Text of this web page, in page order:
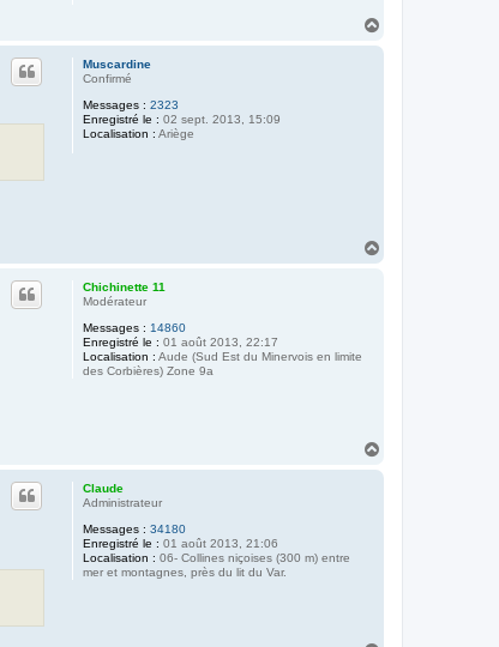
Muscardine
Confirmé
Messages : 2323
Enregistré le : 02 sept. 2013, 15:09
Localisation : Ariège
Chichinette 11
Modérateur
Messages : 14860
Enregistré le : 01 août 2013, 22:17
Localisation : Aude (Sud Est du Minervois en limite
des Corbières) Zone 9a
Claude
Administrateur
Messages : 34180
Enregistré le : 01 août 2013, 21:06
Localisation : 06- Collines niçoises (300 m) entre
mer et montagnes, près du lit du Var.